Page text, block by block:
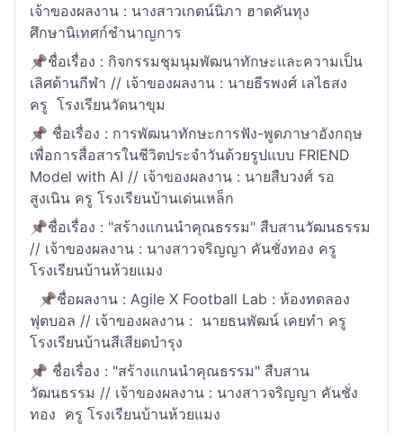
เจ้าของผลงาน : นางสาวเกตน์นิภา ฮาดคันทุง
ศึกษานิเทศก์ชำนาญการ
📌ชื่อเรื่อง : กิจกรรมชุมนุมพัฒนาทักษะและความเป็น
เลิศด้านกีฬา // เจ้าของผลงาน : นายธีรพงศ์ เลไธสง
ครู โรงเรียนวัดนาขุม
📌 ชื่อเรื่อง : การพัฒนาทักษะการฟัง-พูดภาษาอังกฤษ
เพื่อการสื่อสารในชีวิตประจำวันด้วยรูปแบบ FRIEND
Model with AI // เจ้าของผลงาน : นายสืบวงศ์ รอ
สูงเนิน ครู โรงเรียนบ้านเด่นเหล็ก
📌ชื่อเรื่อง : "สร้างแกนนำคุณธรรม" สืบสานวัฒนธรรม
// เจ้าของผลงาน : นางสาวจริญญา คันชั่งทอง ครู
โรงเรียนบ้านห้วยแมง
📌ชื่อผลงาน : Agile X Football Lab : ห้องทดลอง
ฟุตบอล // เจ้าของผลงาน : นายธนพัฒน์ เคยทำ ครู
โรงเรียนบ้านสีเสียดบำรุง
📌 ชื่อเรื่อง : "สร้างแกนนำคุณธรรม" สืบสาน
วัฒนธรรม // เจ้าของผลงาน : นางสาวจริญญา คันชั่ง
ทอง ครู โรงเรียนบ้านห้วยแมง